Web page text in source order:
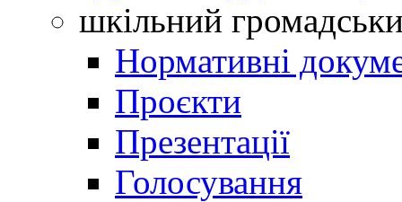
шкільний
Нормативні
Проєкти
Презентації
Голосування